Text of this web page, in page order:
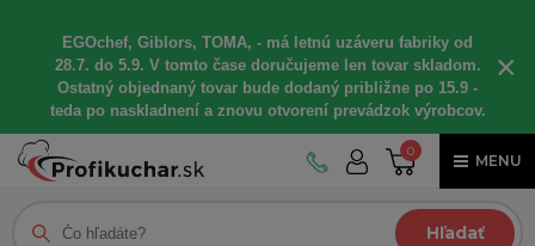
EGOchef, Giblors, TOMA, - má letnú uzáveru fabriky od
28.7. do 5.9. V tomto čase doručujeme len tovar skladom.
Ostatný objednaný tovar bude dodaný približne po 15.9 -
teda po naskladnení a znovu otvorení prevádzok výrobcov.
×
0
MENU
Hľadať